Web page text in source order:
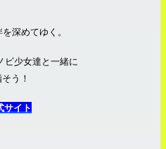
深めてゆく。
ビ少女達と一緒に
う！
サイト